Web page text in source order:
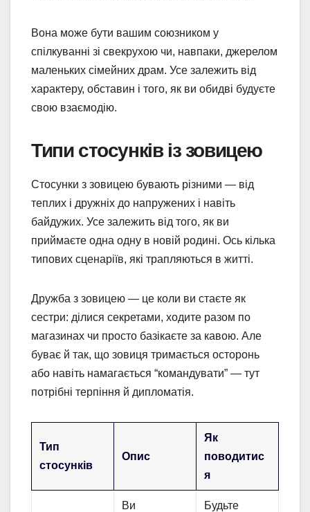
Вона може бути вашим союзником у
спілкуванні зі свекрухою чи, навпаки, джерелом
маленьких сімейних драм. Усе залежить від
характеру, обставин і того, як ви обидві будуєте
свою взаємодію.
Типи стосунків із зовицею
Стосунки з зовицею бувають різними — від
теплих і дружніх до напружених і навіть
байдужих. Усе залежить від того, як ви
приймаєте одна одну в новій родині. Ось кілька
типових сценаріїв, які трапляються в житті.
Дружба з зовицею — це коли ви стаєте як
сестри: ділися секретами, ходите разом по
магазинах чи просто базікаєте за кавою. Але
буває й так, що зовиця тримається осторонь
або навіть намагається “командувати” — тут
потрібні терпіння й дипломатія.
Тип
стосунків
Опис
Як
поводитис
я
Ви
Будьте